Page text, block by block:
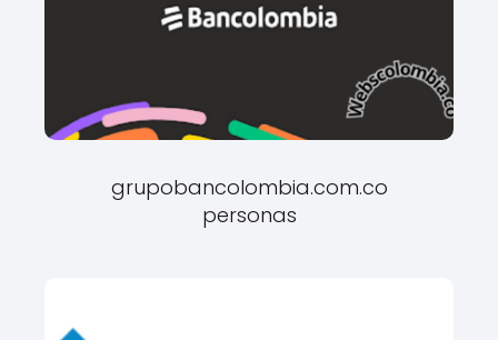
grupobancolombia.com.co
personas